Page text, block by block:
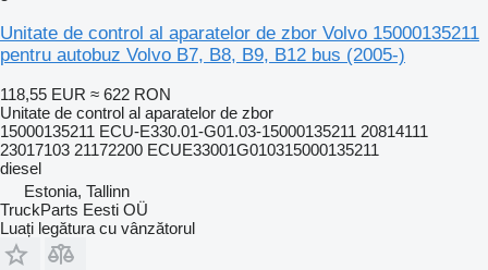
Unitate de control al aparatelor de zbor Volvo 15000135211
pentru autobuz Volvo B7, B8, B9, B12 bus (2005-)
118,55 EUR ≈ 622 RON
Unitate de control al aparatelor de zbor
15000135211 ECU-E330.01-G01.03-15000135211 20814111
23017103 21172200 ECUE33001G010315000135211
diesel
Estonia, Tallinn
TruckParts Eesti OÜ
Luați legătura cu vânzătorul